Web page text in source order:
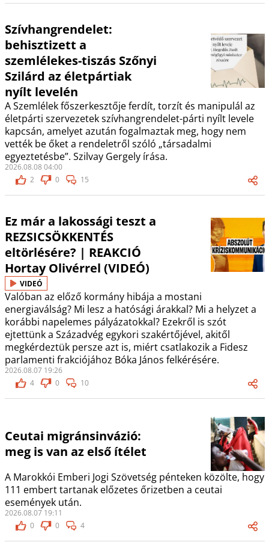
Szívhangrendelet:
behisztizett a
szemlélekes-tiszás Szőnyi
Szilárd az életpártiak
nyílt levelén
A Szemlélek főszerkesztője ferdít, torzít és manipulál az
életpárti szervezetek szívhangrendelet-párti nyílt levele
kapcsán, amelyet azután fogalmaztak meg, hogy nem
vették be őket a rendeletről szóló „társadalmi
egyeztetésbe”. Szilvay Gergely írása.
2026.08.08 04:00
2
0 15
Ez már a lakossági teszt a
REZSICSÖKKENTÉS
eltörlésére? | REAKCIÓ
Hortay Olivérrel (VIDEÓ)
VIDEÓ
Valóban az előző kormány hibája a mostani
energiaválság? Mi lesz a hatósági árakkal? Mi a helyzet a
korábbi napelemes pályázatokkal? Ezekről is szót
ejtettünk a Századvég egykori szakértőjével, akitől
megkérdeztük persze azt is, miért csatlakozik a Fidesz
parlamenti frakciójához Bóka János felkérésére.
2026.08.07 19:26
4
0 10
Ceutai migránsinvázió:
meg is van az első ítélet
A Marokkói Emberi Jogi Szövetség pénteken közölte, hogy
111 embert tartanak előzetes őrizetben a ceutai
események után.
2026.08.07 19:11
0
0 4